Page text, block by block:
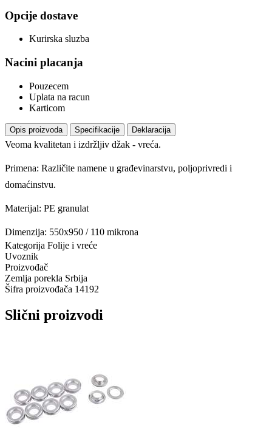
Opcije dostave
Kurirska sluzba
Nacini placanja
Pouzecem
Uplata na racun
Karticom
Opis proizvoda Specifikacije Deklaracija
Veoma kvalitetan i izdržljiv džak - vreća.
Primena: Različite namene u građevinarstvu, poljoprivredi i
domaćinstvu.
Materijal: PE granulat
Dimenzija: 550x950 / 110 mikrona
Kategorija Folije i vreće
Uvoznik
Proizvođač
Zemlja porekla Srbija
Šifra proizvođača 14192
Slični proizvodi